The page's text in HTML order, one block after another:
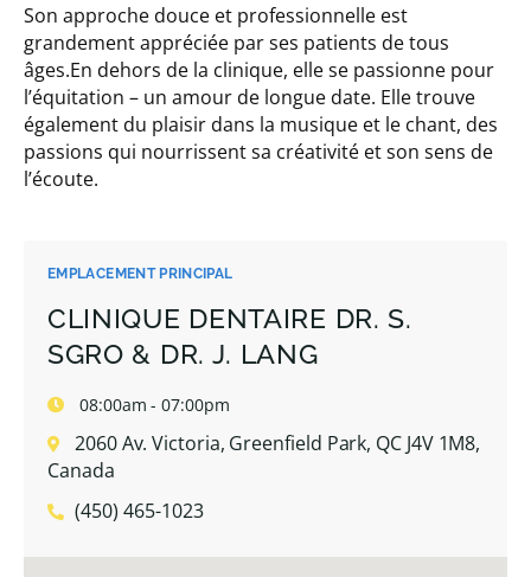
EMPLACEMENT PRINCIPAL
CLINIQUE DENTAIRE DR. S.
SGRO & DR. J. LANG
08:00am - 07:00pm
2060 Av. Victoria, Greenfield Park, QC J4V 1M8,
Canada
(450) 465-1023
Son approche douce et professionnelle est
grandement appréciée par ses patients de tous
âges.En dehors de la clinique, elle se passionne pour
l’équitation – un amour de longue date. Elle trouve
également du plaisir dans la musique et le chant, des
passions qui nourrissent sa créativité et son sens de
l’écoute.